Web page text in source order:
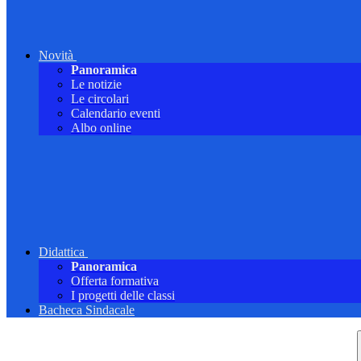
Novità
Panoramica
Le notizie
Le circolari
Calendario eventi
Albo online
Didattica
Panoramica
Offerta formativa
I progetti delle classi
Bacheca Sindacale